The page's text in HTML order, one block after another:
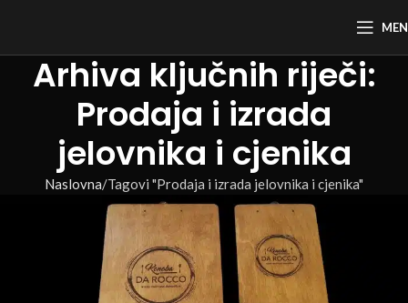
Arhiva ključnih riječi:
Prodaja i izrada
jelovnika i cjenika
Naslovna Tagovi "Prodaja i izrada jelovnika i cjenika"